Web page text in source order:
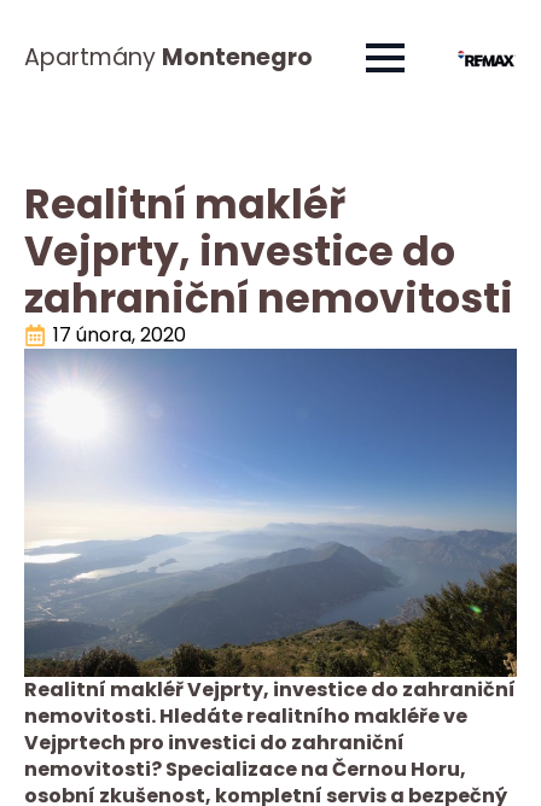
Apartmány Montenegro
Realitní makléř
Vejprty, investice do
zahraniční nemovitosti
17 února, 2020
Realitní makléř Vejprty, investice do zahraniční
nemovitosti. Hledáte realitního makléře ve
Vejprtech pro investici do zahraniční
nemovitosti? Specializace na Černou Horu,
osobní zkušenost, kompletní servis a bezpečný